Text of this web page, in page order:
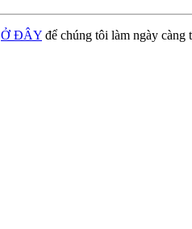
Ở ĐÂY để chúng tôi làm ngày càng